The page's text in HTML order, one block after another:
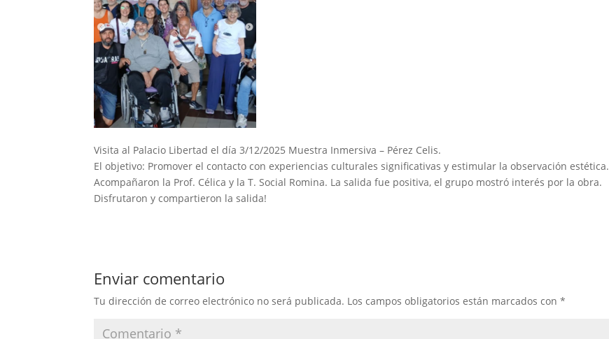
Visita al Palacio Libertad el día 3/12/2025 Muestra Inmersiva – Pérez Celis.
El objetivo: Promover el contacto con experiencias culturales significativas y estimular la observación estética.
Acompañaron la Prof. Célica y la T. Social Romina. La salida fue positiva, el grupo mostró interés por la obra.
Disfrutaron y compartieron la salida!
Enviar comentario
Tu dirección de correo electrónico no será publicada. Los campos obligatorios están marcados con*